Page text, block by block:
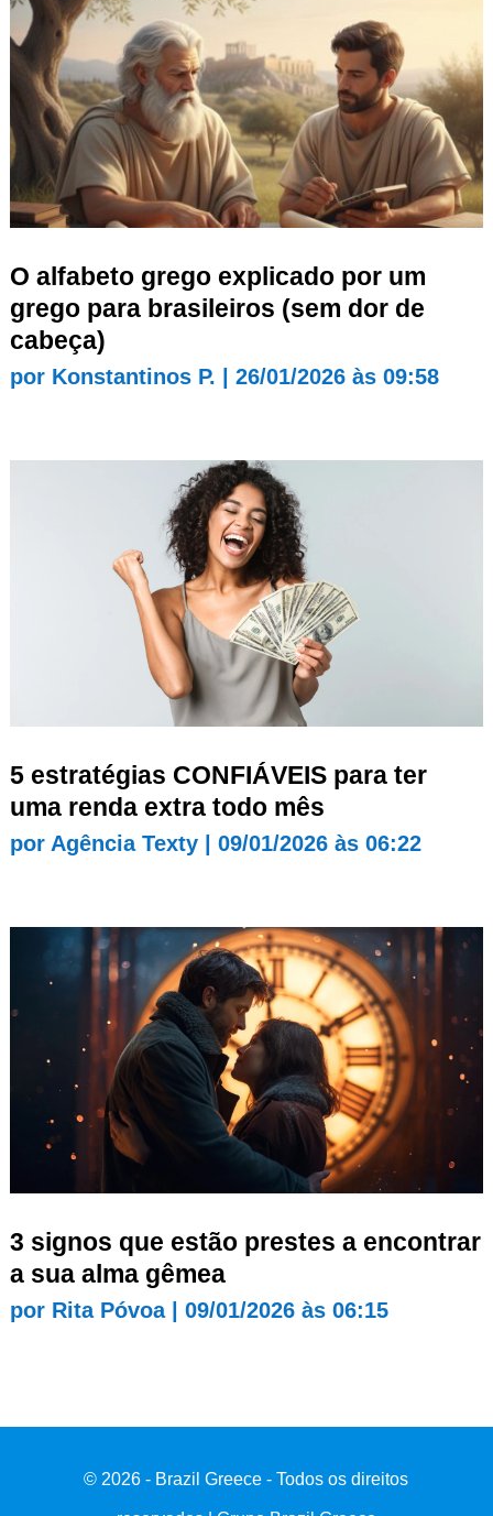
O alfabeto grego explicado por um
grego para brasileiros (sem dor de
cabeça)
por Konstantinos P. 26/01/2026 às 09:58
5 estratégias CONFIÁVEIS para ter
uma renda extra todo mês
por Agência Texty| 09/01/2026 às 06:22
3 signos que estão prestes a encontrar
a sua alma gêmea
por Rita Póvoa| 09/01/2026 às 06:15
© 2026 - Brazil Greece - Todos os direitos